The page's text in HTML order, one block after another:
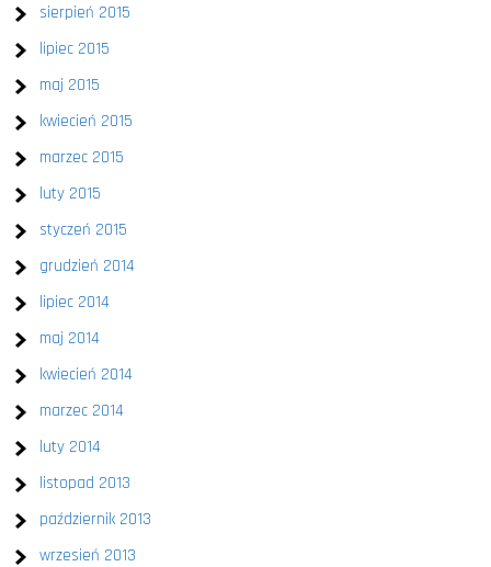
sierpień 2015
lipiec 2015
maj 2015
kwiecień 2015
marzec 2015
luty 2015
styczeń 2015
grudzień 2014
lipiec 2014
maj 2014
kwiecień 2014
marzec 2014
luty 2014
listopad 2013
październik 2013
wrzesień 2013